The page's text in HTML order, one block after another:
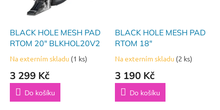
BLACK HOLE MESH PAD
RTOM 20" BLKHOL20V2
Na externím skladu (1 ks)
3 299 Kč
Do košíku
BLACK HOLE MESH PAD
RTOM 18"
Na externím skladu (2 ks)
3 190 Kč
Do košíku